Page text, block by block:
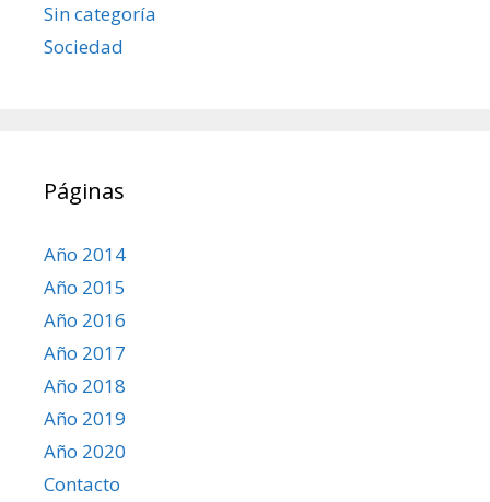
Sin categoría
Sociedad
Páginas
Año 2014
Año 2015
Año 2016
Año 2017
Año 2018
Año 2019
Año 2020
Contacto